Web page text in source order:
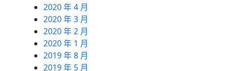
2020 年 4 月
2020 年 3 月
2020 年 2 月
2020 年 1 月
2019 年 8 月
2019 年 5 月